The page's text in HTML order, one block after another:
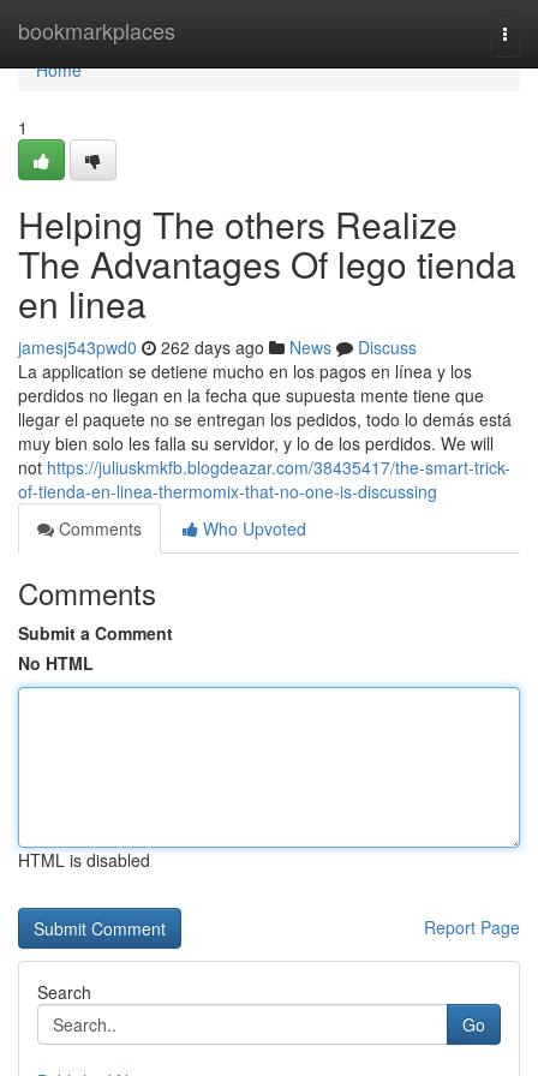
bookmarkplaces
Home
Home
1
Helping The others Realize
The Advantages Of lego tienda
en linea
jamesj543pwd0 262 days ago News
Discuss
La application se detiene mucho en los pagos en línea y los
perdidos no llegan en la fecha que supuesta mente tiene que
llegar el paquete no se entregan los pedidos, todo lo demás está
muy bien solo les falla su servidor, y lo de los perdidos. We will
not https://juliuskmkfb.blogdeazar.com/38435417/the-smart-trick-
of-tienda-en-linea-thermomix-that-no-one-is-discussing
Comments
Who Upvoted
Comments
Submit a Comment
No HTML
HTML is disabled
Report Page
Search
Go